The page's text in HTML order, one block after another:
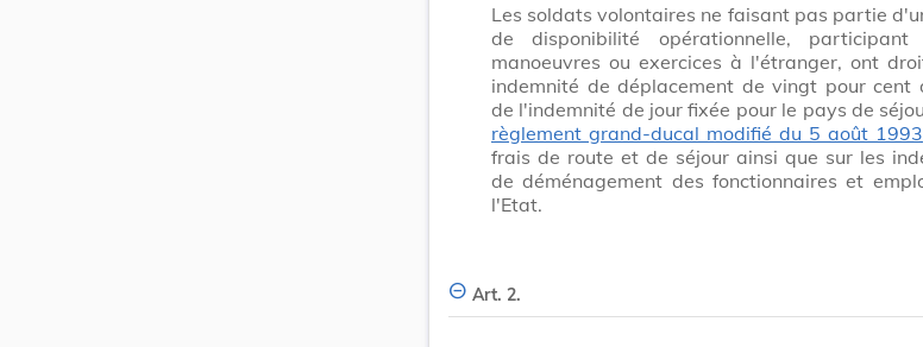
Les soldats volontaires ne faisant pas partie
de disponibilité opérationnelle,
manoeuvres ou exercices à l'étranger, ont
indemnité de déplacement de vingt pour cent
de l'indemnité de jour fixée pour le pays de
règlement grand-ducal modifié du 5 août 1993
frais de route et de séjour ainsi que sur les
de déménagement des fonctionnaires et
l'Etat.
Art. 2.